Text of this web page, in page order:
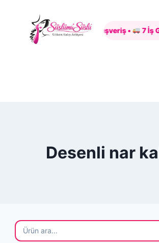
content
Güvenli Alışveriş • 7 İş
Desenli nar